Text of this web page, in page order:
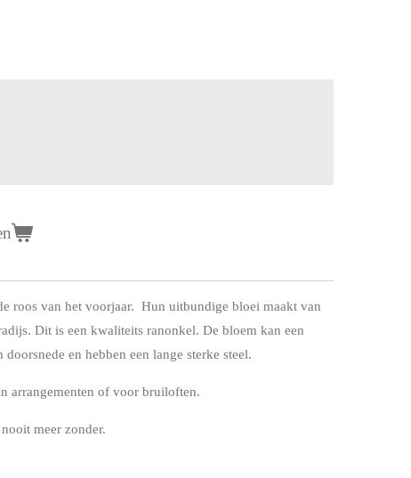
roos van het voorjaar. Hun uitbundige bloei maakt van
Dit is een kwaliteits ranonkel. De bloem kan een
en hebben een lange sterke steel.
arrangementen of voor bruiloften.
meer zonder.